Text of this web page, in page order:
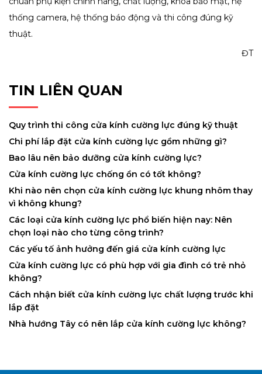
thống camera, hệ thống báo động và thi công đúng kỹ
thuật.
ĐT
TIN LIÊN QUAN
Quy trình thi công cửa kính cường lực đúng kỹ thuật
Chi phí lắp đặt cửa kính cường lực gồm những gì?
Bao lâu nên bảo dưỡng cửa kính cường lực?
Cửa kính cường lực chống ồn có tốt không?
Khi nào nên chọn cửa kính cường lực khung nhôm thay
vì không khung?
Các loại cửa kính cường lực phổ biến hiện nay: Nên
chọn loại nào cho từng công trình?
Các yếu tố ảnh hưởng đến giá cửa kính cường lực
Cửa kính cường lực có phù hợp với gia đình có trẻ nhỏ
không?
Cách nhận biết cửa kính cường lực chất lượng trước khi
lắp đặt
Nhà hướng Tây có nên lắp cửa kính cường lực không?